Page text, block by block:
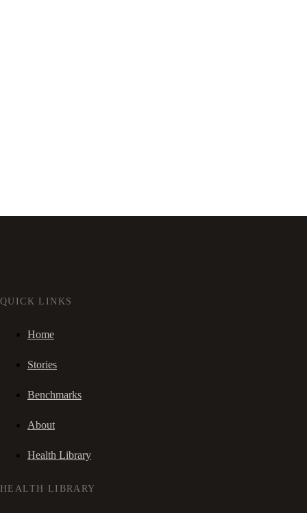
QUICK LINKS
Home
Stories
Benchmarks
About
Health Library
HEALTH LIBRARY